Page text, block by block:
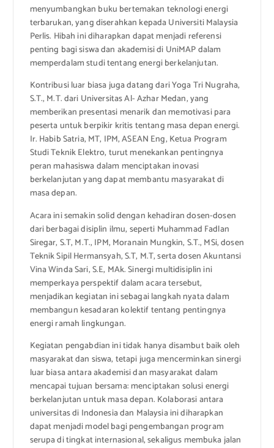
menyumbangkan buku bertemakan teknologi energi
terbarukan, yang diserahkan kepada Universiti Malaysia
Perlis. Hibah ini diharapkan dapat menjadi referensi
penting bagi siswa dan akademisi di UniMAP dalam
memperdalam studi tentang energi berkelanjutan.
Kontribusi luar biasa juga datang dari Yoga Tri Nugraha,
S.T., M.T. dari Universitas Al- Azhar Medan, yang
memberikan presentasi menarik dan memotivasi para
peserta untuk berpikir kritis tentang masa depan energi.
Ir. Habib Satria, MT, IPM, ASEAN Eng, Ketua Program
Studi Teknik Elektro, turut menekankan pentingnya
peran mahasiswa dalam menciptakan inovasi
berkelanjutan yang dapat membantu masyarakat di
masa depan.
Acara ini semakin solid dengan kehadiran dosen-dosen
dari berbagai disiplin ilmu, seperti Muhammad Fadlan
Siregar, S.T, M.T., IPM, Moranain Mungkin, S.T., MSi, dosen
Teknik Sipil Hermansyah, S.T, M.T, serta dosen Akuntansi
Vina Winda Sari, S.E, MAk. Sinergi multidisiplin ini
memperkaya perspektif dalam acara tersebut,
menjadikan kegiatan ini sebagai langkah nyata dalam
membangun kesadaran kolektif tentang pentingnya
energi ramah lingkungan.
Kegiatan pengabdian ini tidak hanya disambut baik oleh
masyarakat dan siswa, tetapi juga mencerminkan sinergi
luar biasa antara akademisi dan masyarakat dalam
mencapai tujuan bersama: menciptakan solusi energi
berkelanjutan untuk masa depan. Kolaborasi antara
universitas di Indonesia dan Malaysia ini diharapkan
dapat menjadi model bagi pengembangan program
serupa di tingkat internasional, sekaligus membuka jalan